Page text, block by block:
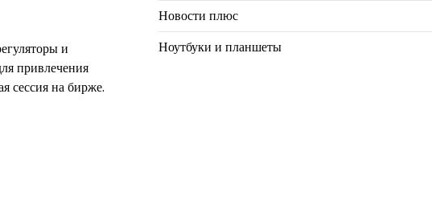
и
привлечения
сессия на бирже.
Новости плюс
Ноутбуки и планшеты